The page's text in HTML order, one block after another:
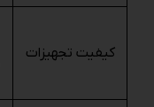
کیفیت تجهیزات